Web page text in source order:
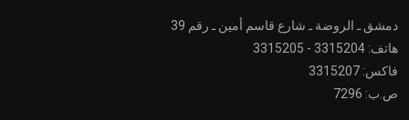
دمشق ـ الروضة ـ شارع قاسم أمين ـ رقم 39
هاتف: 3315204 - 3315205
فاكس: 3315207
ص.ب: 7296